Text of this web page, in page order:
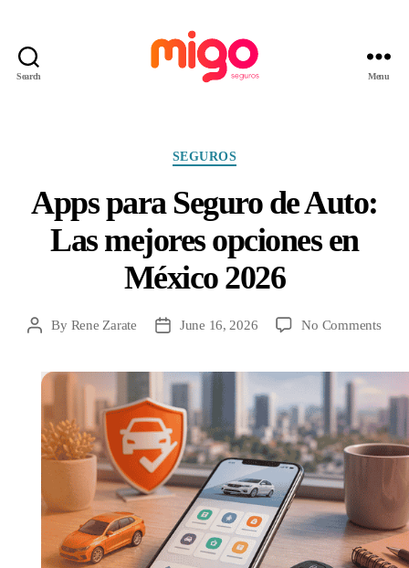
Search Menu
Categories
SEGUROS
Apps para Seguro de Auto:
Las mejores opciones en
México 2026
PostBy Rene Zarate
PostJune 16, 2026 No Commentson
de
Las
en
2026